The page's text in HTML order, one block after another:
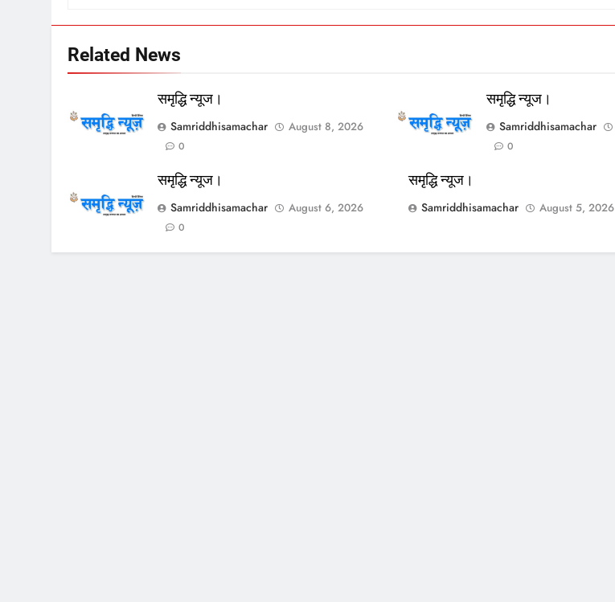
Related News
समृद्धि न्यूज।
Samriddhisamachar
August 8, 2026
0
समृद्धि न्यूज।
Samriddhisamachar
0
समृद्धि न्यूज।
Samriddhisamachar
August 6, 2026
0
समृद्धि न्यूज।
Samriddhisamachar
August 5, 2026